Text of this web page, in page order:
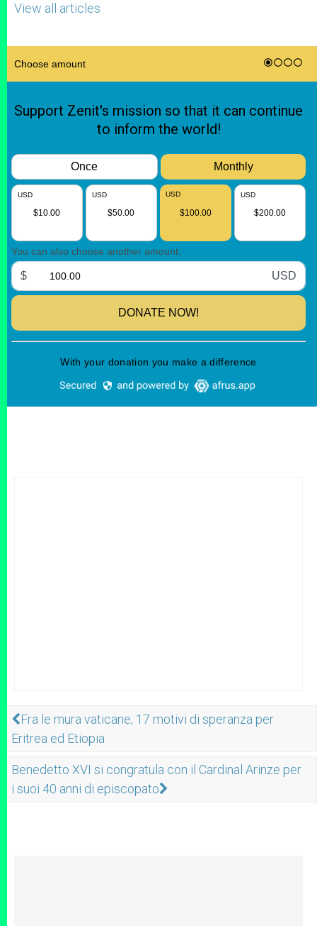
View all articles
Fra le mura vaticane, 17 motivi di speranza per
Eritrea ed Etiopia
Benedetto XVI si congratula con il Cardinal Arinze per
i suoi 40 anni di episcopato